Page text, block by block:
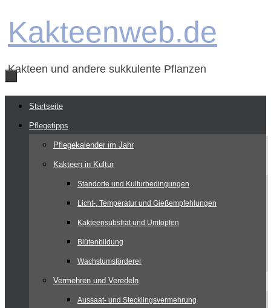
Inhalt
Kakteenweb.de
Kakteen und andere sukkulente Pflanzen
Zum
Inhalt
springen
Startseite
Pflegetipps
Pflegekalender im Jahr
Kakteen in Kultur
Standorte und Kulturbedingungen
Licht-, Temperatur und Gießempfehlungen
Kakteensubstrat und Umtopfen
Blütenbildung
Wachstumsförderer
Vermehren und Veredeln
Aussaat- und Stecklingsvermehrung